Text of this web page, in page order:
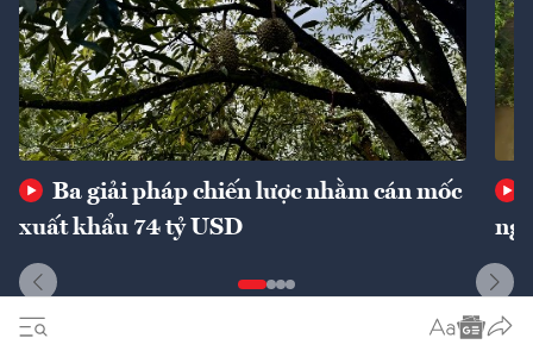
Ba giải pháp chiến lược nhằm cán mốc
xuất khẩu 74 tỷ USD